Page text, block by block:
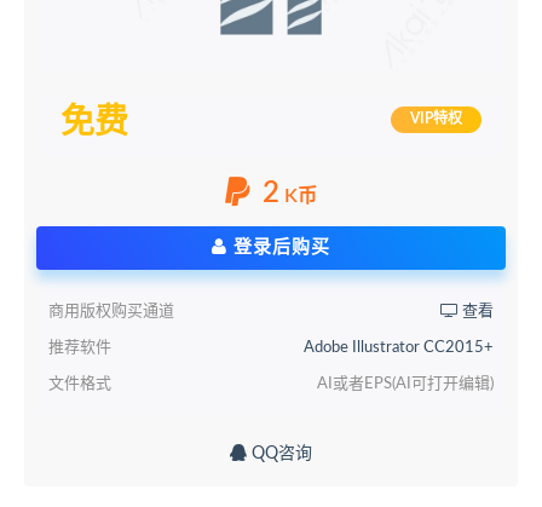
免费 VIP特权
2 K币
登录后购买
商用版权购买通道 查看
推荐软件 Adobe Illustrator CC2015+
文件格式 AI或者EPS(AI可打开编辑)
QQ咨询